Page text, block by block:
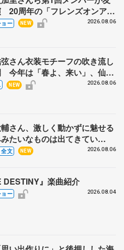
20周年の「フレンズオンアイ
本賢二さん、有川梨絵さん、
ョー NEW 2026.08.06
さん衣装モチーフの吹き流し
今年は「春よ、来い」、仙台
NEW 2026.08.06
さん、激しく動かずに魅せる
みたいなものは出てきてい
〝兄さん〟と慕うレジェンド
全文 NEW 2026.08.06
DESTINY』楽曲紹介
ョー 2026.08.04